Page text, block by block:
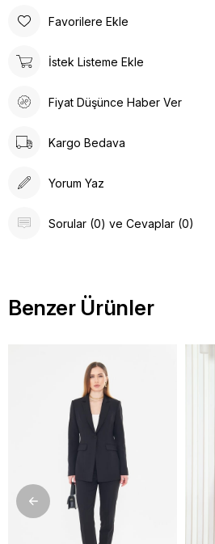
Favorilere Ekle
İstek Listeme Ekle
Fiyat Düşünce Haber Ver
Kargo Bedava
Yorum Yaz
Sorular (0) ve Cevaplar (0)
Benzer Ürünler